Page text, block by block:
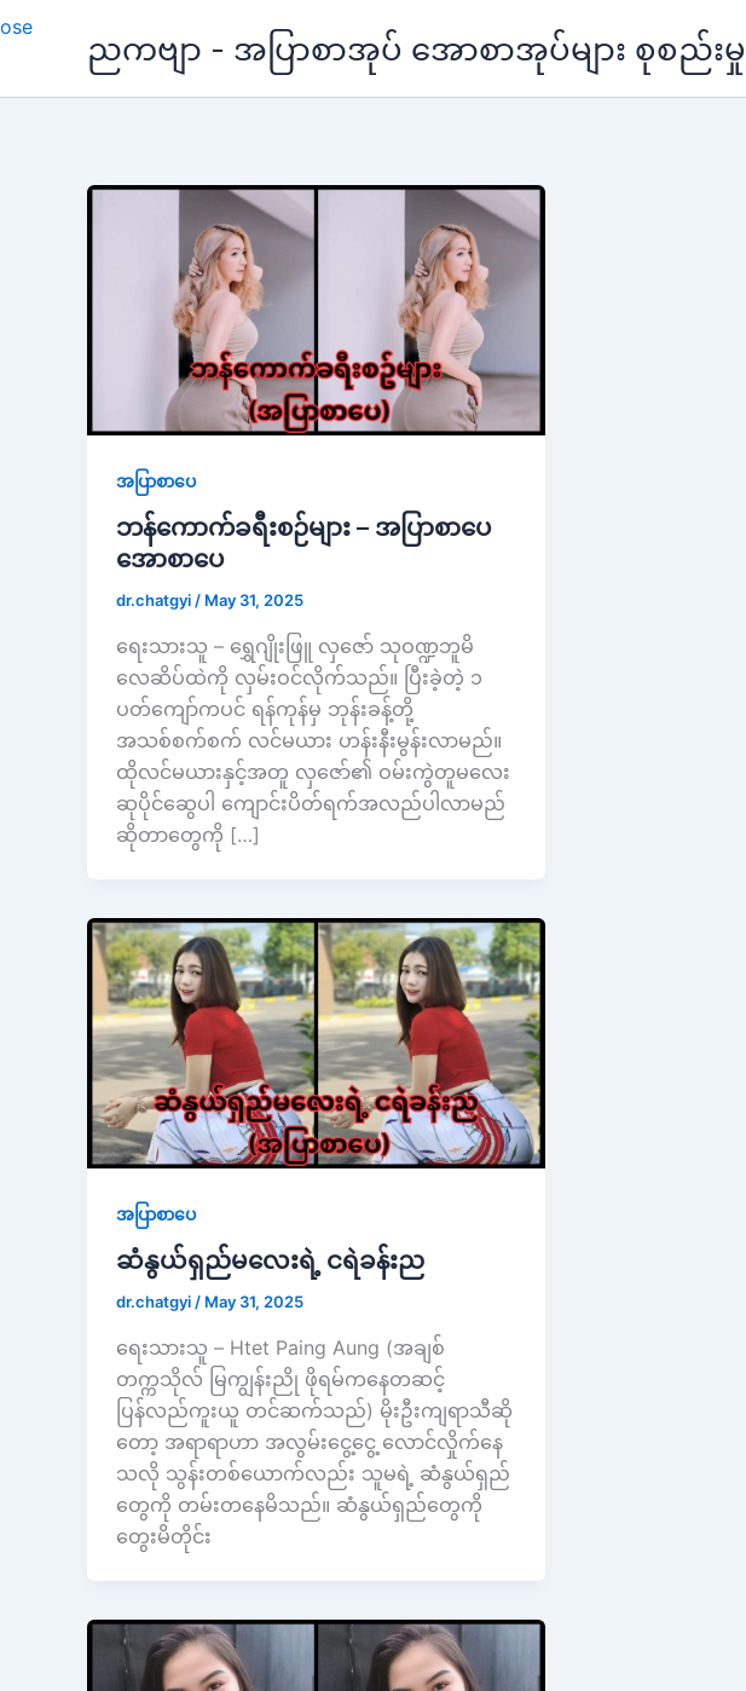
ညကဗျာ - အပြာစာအုပ် အောစာအုပ်များ စုစည်းမှု
အပြာစာပေ
ဘန်ကောက်ခရီးစဉ်များ – အပြာစာပေ
အောစာပေ
dr.chatgyi/ May 31, 2025
ရေးသားသူ – ရွှေဂျိုးဖြူ လှဇော် သုဝဏ္ဍဘူမိ
လေဆိပ်ထဲကို လှမ်းဝင်လိုက်သည်။ ပြီးခဲ့တဲ့ ၁
ပတ်ကျော်ကပင် ရန်ကုန်မှ ဘုန်းခန့်တို့
အသစ်စက်စက် လင်မယား ဟန်းနီးမွန်းလာမည်။
ထိုလင်မယားနှင့်အတူ လှဇော်၏ ဝမ်းကွဲတူမလေး
ဆုပိုင်ဆွေပါ ကျောင်းပိတ်ရက်အလည်ပါလာမည်
ဆိုတာတွေကို […]
အပြာစာပေ
ဆံနွယ်ရှည်မလေးရဲ့ ငရဲခန်းည
dr.chatgyi / May 31, 2025
ရေးသားသူ – Htet Paing Aung (အချစ်
တက္ကသိုလ် မြကျွန်းညို ဖိုရမ်ကနေတဆင့်
ပြန်လည်ကူးယူ တင်ဆက်သည်) မိုးဦးကျရာသီဆို
တော့ အရာရာဟာ အလွမ်းငွေ့ငွေ့ လောင်လှိုက်နေ
သလို သွန်းတစ်ယောက်လည်း သူမရဲ့ ဆံနွယ်ရှည်
တွေကို တမ်းတ​နေမိသည်။ ဆံနွယ်ရှည်တွေကို​
တွေးမိတိုင်း